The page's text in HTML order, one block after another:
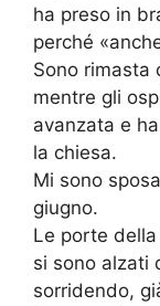
ha preso in
perché
Sono rimasta
mentre gli
avanzata e
la chiesa.
Mi sono
giugno.
Le porte
si sono alzati
sorridendo,